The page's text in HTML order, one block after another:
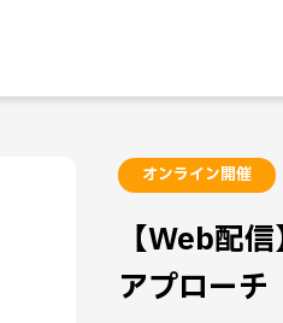
オンライン開催
【Web配
アプローチ